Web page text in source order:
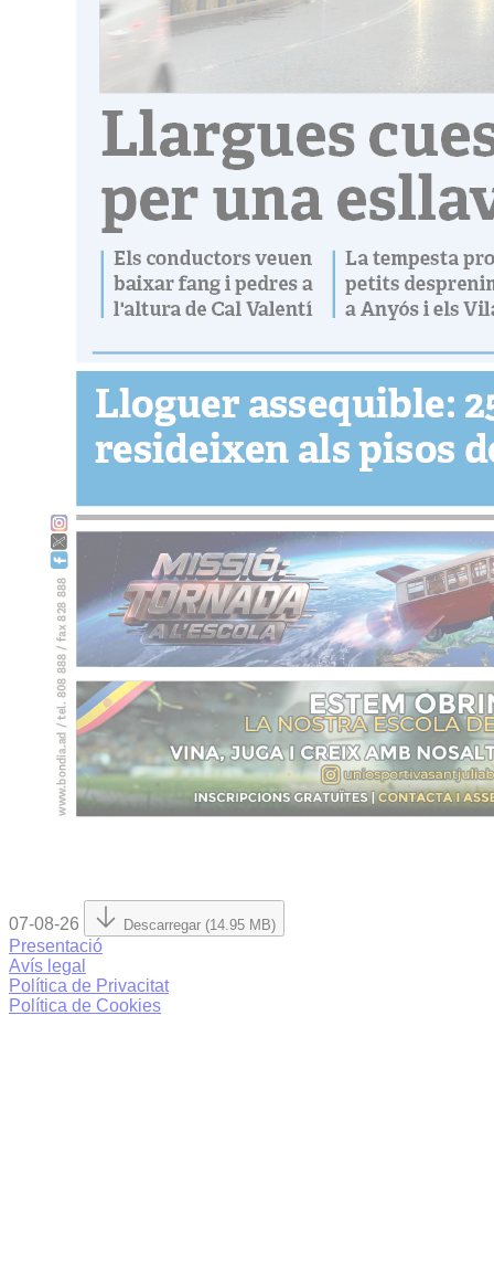
07-08-26 Descarregar (14.95 MB)
Presentació
Avís legal
Política de Privacitat
Política de Cookies